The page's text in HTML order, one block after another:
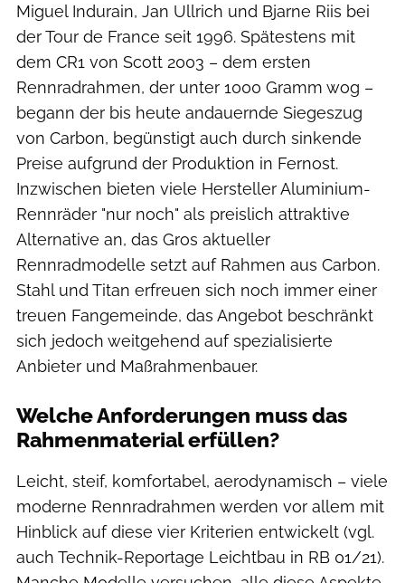
Miguel Indurain, Jan Ullrich und Bjarne Riis bei
der Tour de France seit 1996. Spätestens mit
dem CR1 von Scott 2003 – dem ersten
Rennradrahmen, der unter 1000 Gramm wog –
begann der bis heute andauernde Siegeszug
von Carbon, begünstigt auch durch sinkende
Preise aufgrund der Produktion in Fernost.
Inzwischen bieten viele Hersteller Aluminium-
Rennräder "nur noch" als preislich attraktive
Alternative an, das Gros aktueller
Rennradmodelle setzt auf Rahmen aus Carbon.
Stahl und Titan erfreuen sich noch immer einer
treuen Fangemeinde, das Angebot beschränkt
sich jedoch weitgehend auf spezialisierte
Anbieter und Maßrahmenbauer.
Welche Anforderungen muss das
Rahmenmaterial erfüllen?
Leicht, steif, komfortabel, aerodynamisch – viele
moderne Rennradrahmen werden vor allem mit
Hinblick auf diese vier Kriterien entwickelt (vgl.
auch Technik-Reportage Leichtbau in RB 01/21).